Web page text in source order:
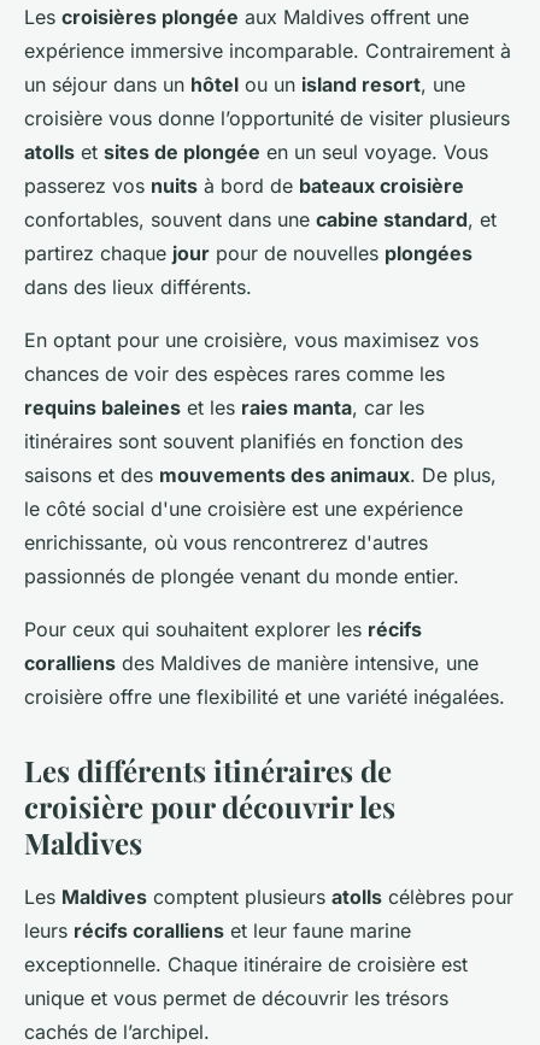
Les croisières plongée aux Maldives offrent une
expérience immersive incomparable. Contrairement à
un séjour dans un hôtel ou un island resort, une
croisière vous donne l’opportunité de visiter plusieurs
atolls et sites de plongée en un seul voyage. Vous
passerez vos nuits à bord de bateaux croisière
confortables, souvent dans une cabine standard, et
partirez chaque jour pour de nouvelles plongées
dans des lieux différents.
En optant pour une croisière, vous maximisez vos
chances de voir des espèces rares comme les
requins baleines et les raies manta, car les
itinéraires sont souvent planifiés en fonction des
saisons et des mouvements des animaux. De plus,
le côté social d'une croisière est une expérience
enrichissante, où vous rencontrerez d'autres
passionnés de plongée venant du monde entier.
Pour ceux qui souhaitent explorer les récifs
coralliens des Maldives de manière intensive, une
croisière offre une flexibilité et une variété inégalées.
Les différents itinéraires de
croisière pour découvrir les
Maldives
Les Maldives comptent plusieurs atolls célèbres pour
leurs récifs coralliens et leur faune marine
exceptionnelle. Chaque itinéraire de croisière est
unique et vous permet de découvrir les trésors
cachés de l’archipel.